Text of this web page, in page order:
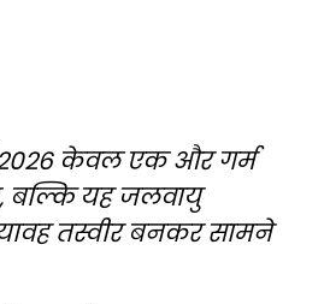
केवल एक और गर्म
बल्कि यह जलवायु
तस्वीर बनकर सामने